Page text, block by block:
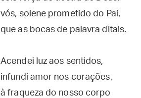
vós, solene prometido do Pai,
que as bocas de palavra ditais.
Acendei luz aos sentidos,
infundi amor nos corações,
à fraqueza do nosso corpo